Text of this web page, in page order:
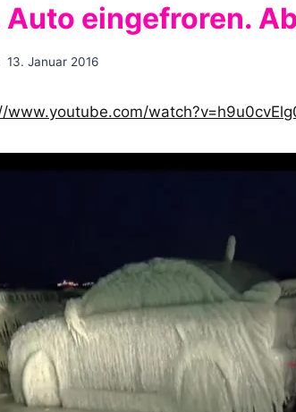
Auto eingefroren.
13. Januar 2016
www.youtube.com/